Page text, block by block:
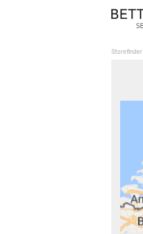
Storefinder